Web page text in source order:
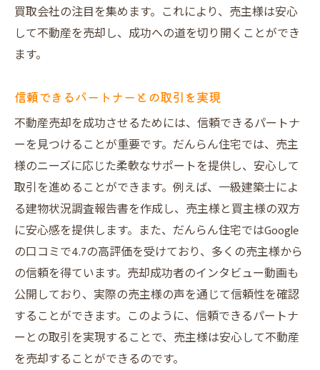
買取会社の注目を集めます。これにより、売主様は安心
して不動産を売却し、成功への道を切り開くことができ
ます。
信頼できるパートナーとの取引を実現
不動産売却を成功させるためには、信頼できるパートナ
ーを見つけることが重要です。だんらん住宅では、売主
様のニーズに応じた柔軟なサポートを提供し、安心して
取引を進めることができます。例えば、一級建築士によ
る建物状況調査報告書を作成し、売主様と買主様の双方
に安心感を提供します。また、だんらん住宅ではGoogle
の口コミで4.7の高評価を受けており、多くの売主様から
の信頼を得ています。売却成功者のインタビュー動画も
公開しており、実際の売主様の声を通じて信頼性を確認
することができます。このように、信頼できるパートナ
ーとの取引を実現することで、売主様は安心して不動産
を売却することができるのです。